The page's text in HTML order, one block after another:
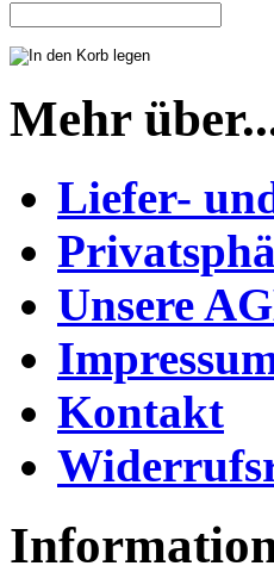
Mehr
Liefer-
Unsere
Kontakt